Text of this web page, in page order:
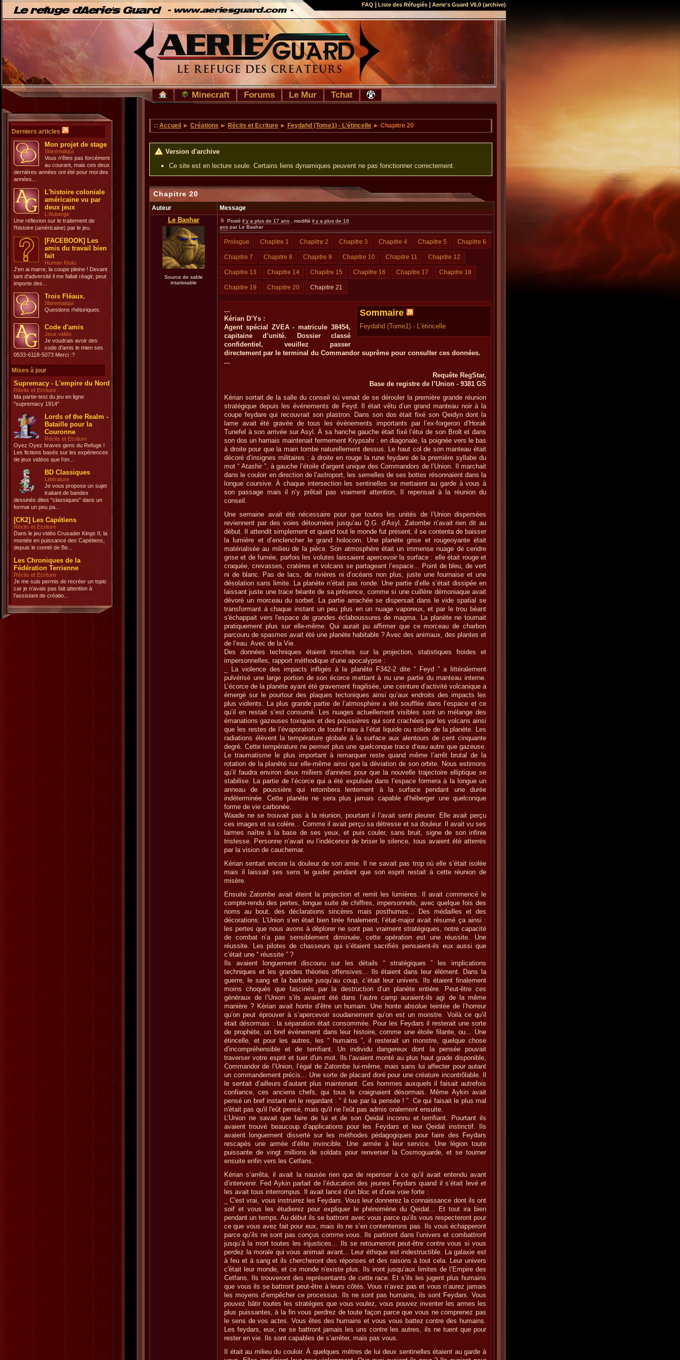
FAQ Liste des Réfugiés Aerie's Guard V6.0 (archive)
Minecraft Forums Le Mur Tchat
Derniers articles
Mon projet de stage
Sbirematqui
Vous n'êtes pas forcément
au courant, mais ces deux
dernières années ont été pour moi des
années...
L'histoire coloniale
américaine vu par
deux jeux
L'Auberge
Une réflexion sur le traitement de
l'histoire (américaine) par le jeu.
[FACEBOOK] Les
amis du travail bien
fait
Human Ktulu
J'en ai marre, la coupe pleine ! Devant
tant d'adversité il me fallait réagir, peut
importe des...
Trois Fléaux.
Sbirematqui
Questions rhétoriques.
Code d'amis
Jeux vidéo
Je voudrais avoir des
code d'amis le mien ses
0533-6118-5073 Merci :?
Mises à jour
Supremacy - L'empire du Nord
Récits et Ecriture
Ma partie-test du jeu en ligne
"supremacy 1914"
Lords of the Realm -
Bataille pour la
Couronne
Récits et Ecriture
Oyez Oyez braves gens du Refuge !
Les fictions basés sur les expériences
de jeux vidéos que l'on...
BD Classiques
Littérature
Je vous propose un sujet
traitant de bandes
dessinés dites "classiques" dans un
format un peu pa...
[CK2] Les Capétiens
Récits et Ecriture
Dans le jeu vidéo Crusader Kings II, la
montée en puissance des Capétiens,
depuis le comté de Be...
Les Chroniques de la
Fédération Terrienne
Récits et Ecriture
Je me suis permis de recréer un topic
car je n'avais pas fait attention à
l'assistant de créatio...
:: Accueil ► Créations ► Récits et Ecriture ► Feydahd (Tome1) - L'étincelle ► Chapitre 20
Version d'archive
Ce site est en lecture seule. Certains liens dynamiques peuvent ne pas fonctionner correctement.
Chapitre 20
Auteur Message
Le Bashar
Source de sable
intarissable
Posté il y a plus de 17 ans , modifié il y a plus de 16
ans par Le Bashar
Prologue Chapitre 1 Chapitre 2 Chapitre 3 Chapitre 4 Chapitre 5 Chapitre 6
Chapitre 7 Chapitre 8 Chapitre 9 Chapitre 10 Chapitre 11 Chapitre 12
Chapitre 13 Chapitre 14 Chapitre 15 Chapitre 16 Chapitre 17 Chapitre 18
Chapitre 19 Chapitre 20 Chapitre 21
Sommaire
Feydahd (Tome1) - L'étincelle
...
Kérian D’Ys :
Agent spécial ZVEA - matricule 38454,
capitaine d’unité. Dossier classé
confidentiel, veuillez passer
directement par le terminal du Commandor suprême pour consulter ces données.
...
Requête RegStar,
Base de registre de l’Union - 9381 GS
Kérian sortait de la salle du conseil où venait de se dérouler la première grande réunion
stratégique depuis les événements de Feyd. Il était vêtu d’un grand manteau noir à la
coupe feydare qui recouvrait son plastron. Dans son dos était fixé son Qeidyn dont la
lame avait été gravée de tous les évènements importants par l’ex-forgeron d’Horak
Tunefel à son arrivée sur Asyl. À sa hanche gauche était fixé l’étui de son Brolt et dans
son dos un harnais maintenait fermement Krypsahr : en diagonale, la poignée vers le bas
à droite pour que la main tombe naturellement dessus. Le haut col de son manteau était
décoré d’insignes militaires : à droite en rouge la rune feydare de la première syllabe du
mot “ Atashir ”, à gauche l’étoile d’argent unique des Commandors de l’Union. Il marchait
dans le couloir en direction de l’astroport, les semelles de ses bottes résonnaient dans la
longue coursive. À chaque intersection les sentinelles se mettaient au garde à vous à
son passage mais il n’y prêtait pas vraiment attention, Il repensait à la réunion du
conseil.
Une semaine avait été nécessaire pour que toutes les unités de l’Union dispersées
reviennent par des voies détournées jusqu’au Q.G. d’Asyl. Zatombe n’avait rien dit au
début. Il attendit simplement et quand tout le monde fut présent, il se contenta de baisser
la lumière et d’enclencher le grand holocom. Une planète grise et rougeoyante était
matérialisée au milieu de la pièce. Son atmosphère était un immense nuage de cendre
grise et de fumée, parfois les volutes laissaient apercevoir la surface : elle était rouge et
craquée, crevasses, cratères et volcans se partageant l’espace... Point de bleu, de vert
ni de blanc. Pas de lacs, de rivières ni d’océans non plus, juste une fournaise et une
désolation sans limite. La planète n’était pas ronde. Une partie d’elle s’était dissipée en
laissant juste une trace béante de sa présence, comme si une cuillère démoniaque avait
dévoré un morceau du sorbet. La partie arrachée se dispersait dans le vide spatial se
transformant à chaque instant un peu plus en un nuage vaporeux, et par le trou béant
s'échappait vers l'espace de grandes éclaboussures de magma. La planète ne tournait
pratiquement plus sur elle-même. Qui aurait pu affirmer que ce morceau de charbon
parcouru de spasmes avait été une planète habitable ? Avec des animaux, des plantes et
de l’eau. Avec de la Vie.
Des données techniques étaient inscrites sur la projection, statistiques froides et
impersonnelles, rapport méthodique d’une apocalypse :
_ La violence des impacts infligés à la planète F342-2 dite “ Feyd ” a littéralement
pulvérisé une large portion de son écorce mettant à nu une partie du manteau interne.
L’écorce de la planète ayant été gravement fragilisée, une ceinture d’activité volcanique a
émergé sur le pourtour des plaques tectoniques ainsi qu’aux endroits des impacts les
plus violents. La plus grande partie de l’atmosphère a été soufflée dans l’espace et ce
qu’il en restait s’est consumé. Les nuages actuellement visibles sont un mélange des
émanations gazeuses toxiques et des poussières qui sont crachées par les volcans ainsi
que les restes de l’évaporation de toute l’eau à l’état liquide ou solide de la planète. Les
radiations élèvent la température globale à la surface aux alentours de cent cinquante
degré. Cette température ne permet plus une quelconque trace d’eau autre que gazeuse.
Le traumatisme le plus important à remarquer reste quand même l’arrêt brutal de la
rotation de la planète sur elle-même ainsi que la déviation de son orbite. Nous estimons
qu’il faudra environ deux milliers d'années pour que la nouvelle trajectoire elliptique se
stabilise. La partie de l’écorce qui a été expulsée dans l’espace formera à la longue un
anneau de poussière qui retombera lentement à la surface pendant une durée
indéterminée. Cette planète ne sera plus jamais capable d’héberger une quelconque
forme de vie carbonée.
Waade ne se trouvait pas à la réunion, pourtant il l’avait senti pleurer. Elle avait perçu
ces images et sa colère... Comme il avait perçu sa détresse et sa douleur. Il avait vu ses
larmes naître à la base de ses yeux, et puis couler, sans bruit, signe de son infinie
tristesse. Personne n’avait eu l’indécence de briser le silence, tous avaient été atterrés
par la vision de cauchemar.
Kérian sentait encore la douleur de son amie. Il ne savait pas trop où elle s’était isolée
mais il laissait ses sens le guider pendant que son esprit restait à cette réunion de
misère.
Ensuite Zatombe avait éteint la projection et remit les lumières. Il avait commencé le
compte-rendu des pertes, longue suite de chiffres, impersonnels, avec quelque fois des
noms au bout, des déclarations sincères mais posthumes... Des médailles et des
décorations. L’Union s’en était bien tirée finalement, l’état-major avait résumé ça ainsi :
les pertes que nous avons à déplorer ne sont pas vraiment stratégiques, notre capacité
de combat n’a pas sensiblement diminuée, cette opération est une réussite. Une
réussite. Les pilotes de chasseurs qui s’étaient sacrifiés pensaient-ils eux aussi que
c’était une “ réussite ” ?
Ils avaient longuement discouru sur les détails “ stratégiques ” les implications
techniques et les grandes théories offensives... Ils étaient dans leur élément. Dans la
guerre, le sang et la barbarie jusqu’au coup, c’était leur univers. Ils étaient finalement
moins choqués que fascinés par la destruction d’un planète entière. Peut-être ces
généraux de l’Union s’ils avaient été dans l’autre camp auraient-ils agi de la même
manière ? Kérian avait honte d’être un humain. Une honte absolue teintée de l’horreur
qu’on peut éprouver à s’apercevoir soudainement qu’on est un monstre. Voilà ce qu’il
était désormais : la séparation était consommée. Pour les Feydars il resterait une sorte
de prophète, un bref événement dans leur histoire, comme une étoile filante, ou... Une
étincelle, et pour les autres, les “ humains ”, il resterait un monstre, quelque chose
d’incompréhensible et de terrifiant. Un individu dangereux dont la pensée pouvait
traverser votre esprit et tuer d'un mot. Ils l’avaient monté au plus haut grade disponible,
Commandor de l’Union, l’égal de Zatombe lui-même, mais sans lui affecter pour autant
un commandement précis... Une sorte de placard doré pour une créature incontrôlable. Il
le sentait d’ailleurs d’autant plus maintenant. Ces hommes auxquels il faisait autrefois
confiance, ces anciens chefs, qui tous le craignaient désormais. Même Aykin avait
pensé un bref instant en le regardant : “ il tue par la pensée ! ”. Ce qui faisait le plus mal
n'était pas qu'il l'eût pensé, mais qu'il ne l'eût pas admis oralement ensuite.
L’Union ne savait que faire de lui et de son Qeidal inconnu et terrifiant. Pourtant ils
avaient trouvé beaucoup d’applications pour les Feydars et leur Qeidal instinctif. Ils
avaient longuement disserté sur les méthodes pédagogiques pour faire des Feydars
rescapés une armée d’élite invincible. Une armée à leur service. Une légion toute
puissante de vingt millions de soldats pour renverser la Cosmoguarde, et se tourner
ensuite enfin vers les Cetfans.
Kérian s’arrêta, il avait la nausée rien que de repenser à ce qu’il avait entendu avant
d’intervenir. Fed Aykin parlait de l’éducation des jeunes Feydars quand il s’était levé et
les avait tous interrompus. Il avait lancé d’un bloc et d’une voie forte :
_ C'est vrai, vous instruirez les Feydars. Vous leur donnerez la connaissance dont ils ont
soif et vous les étudierez pour expliquer le phénomène du Qeidal... Et tout ira bien
pendant un temps. Au début ils se battront avec vous parce qu’ils vous respecteront pour
ce que vous avez fait pour eux, mais ils ne s’en contenterons pas. Ils vous échapperont
parce qu’ils ne sont pas conçus comme vous. Ils partiront dans l’univers et combattront
jusqu’à la mort toutes les injustices... Ils se retourneront peut-être contre vous si vous
perdez la morale qui vous animait avant... Leur éthique est indestructible. La galaxie est
à feu et à sang et ils chercheront des réponses et des raisons à tout cela. Leur univers
c'était leur monde, et ce monde n'existe plus. Ils iront jusqu’aux limites de l’Empire des
Cetfans. Ils trouveront des représentants de cette race. Et s’ils les jugent plus humains
que vous ils se battront peut-être à leurs côtés. Vous n’avez pas et vous n’aurez jamais
les moyens d’empêcher ce processus. Ils ne sont pas humains, ils sont Feydars. Vous
pouvez bâtir toutes les stratégies que vous voulez, vous pouvez inventer les armes les
plus puissantes, à la fin vous perdrez de toute façon parce que vous ne comprenez pas
le sens de vos actes. Vous êtes des humains et vous vous battez contre des humains.
Les feydars, eux, ne se battront jamais les uns contre les autres, ils ne tuent que pour
rester en vie. Ils sont capables de s’arrêter, mais pas vous.
Il était au milieu du couloir. À quelques mètres de lui deux sentinelles étaient au garde à